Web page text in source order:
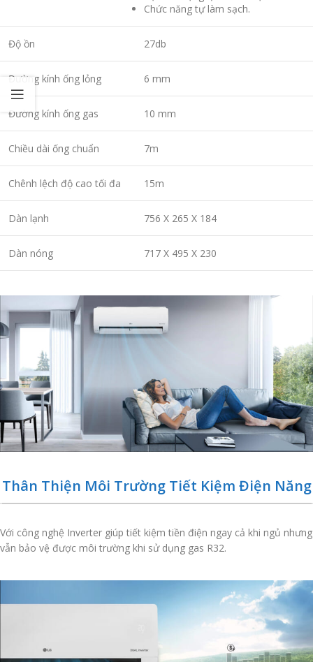
Chức năng tự làm sạch.
Độ ồn 27db
Đường kính ống lỏng 6 mm
Đường kính ống gas 10 mm
Chiều dài ống chuẩn 7m
Chênh lệch độ cao tối đa 15m
Dàn lạnh 756 X 265 X 184
Dàn nóng 717 X 495 X 230
Thân Thiện Môi Trường Tiết Kiệm Điện Năng
Với công nghệ Inverter giúp tiết kiệm tiền điện ngay cả khi ngủ nhưng
vẫn bảo vệ được môi trường khi sử dụng gas R32.